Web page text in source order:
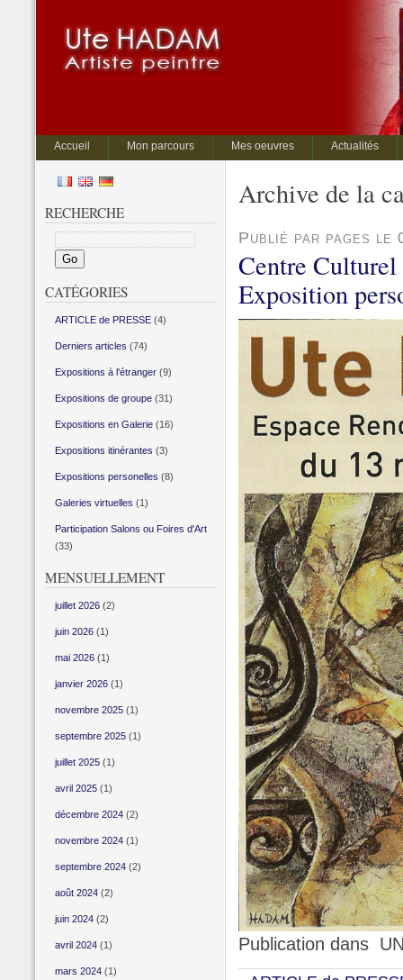
Accueil Mon parcours Mes oeuvres Actualités
Archive de la
Publié par pages le
Centre
Exposition
Publication dans
RECHERCHE
CATÉGORIES
ARTICLE de PRESSE(4)
Derniers articles (74)
Expositions à l'étranger(9)
Expositions de groupe(31)
Expositions en Galerie(16)
Expositions itinérantes (3)
Expositions personelles (8)
Galeries virtuelles (1)
Participation Salons ou Foires d'Art
(33)
MENSUELLEMENT
juillet 2026(2)
juin 2026(1)
mai 2026(1)
janvier 2026(1)
novembre 2025(1)
septembre 2025(1)
juillet 2025(1)
avril 2025(1)
décembre 2024(2)
novembre 2024(1)
septembre 2024(2)
août 2024(2)
juin 2024(2)
avril 2024(1)
mars 2024(1)